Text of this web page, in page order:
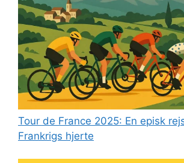
Tour de France 2025: En episk
Frankrigs hjerte